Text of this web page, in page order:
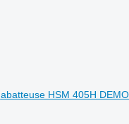
abatteuse HSM 405H